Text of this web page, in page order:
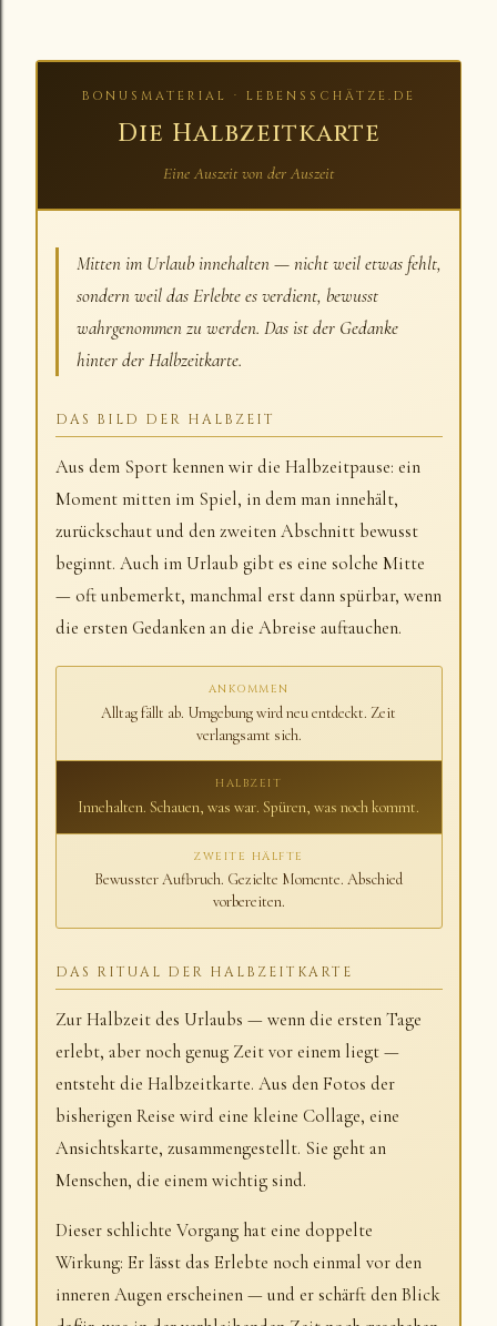
BONUSMATERIAL · LEBENSSCHÄTZE.DE
Die Halbzeitkarte
Eine Auszeit von der Auszeit
Mitten im Urlaub innehalten — nicht weil etwas fehlt,
sondern weil das Erlebte es verdient, bewusst
wahrgenommen zu werden. Das ist der Gedanke
hinter der Halbzeitkarte.
DAS BILD DER HALBZEIT
Aus dem Sport kennen wir die Halbzeitpause: ein
Moment mitten im Spiel, in dem man innehält,
zurückschaut und den zweiten Abschnitt bewusst
beginnt. Auch im Urlaub gibt es eine solche Mitte
— oft unbemerkt, manchmal erst dann spürbar, wenn
die ersten Gedanken an die Abreise auftauchen.
ANKOMMEN
Alltag fällt ab. Umgebung wird neu entdeckt. Zeit
verlangsamt sich.
HALBZEIT
Innehalten. Schauen, was war. Spüren, was noch kommt.
ZWEITE HÄLFTE
Bewusster Aufbruch. Gezielte Momente. Abschied
vorbereiten.
DAS RITUAL DER HALBZEITKARTE
Zur Halbzeit des Urlaubs — wenn die ersten Tage
erlebt, aber noch genug Zeit vor einem liegt —
entsteht die Halbzeitkarte. Aus den Fotos der
bisherigen Reise wird eine kleine Collage, eine
Ansichtskarte, zusammengestellt. Sie geht an
Menschen, die einem wichtig sind.
Dieser schlichte Vorgang hat eine doppelte
Wirkung: Er lässt das Erlebte noch einmal vor den
inneren Augen erscheinen — und er schärft den Blick